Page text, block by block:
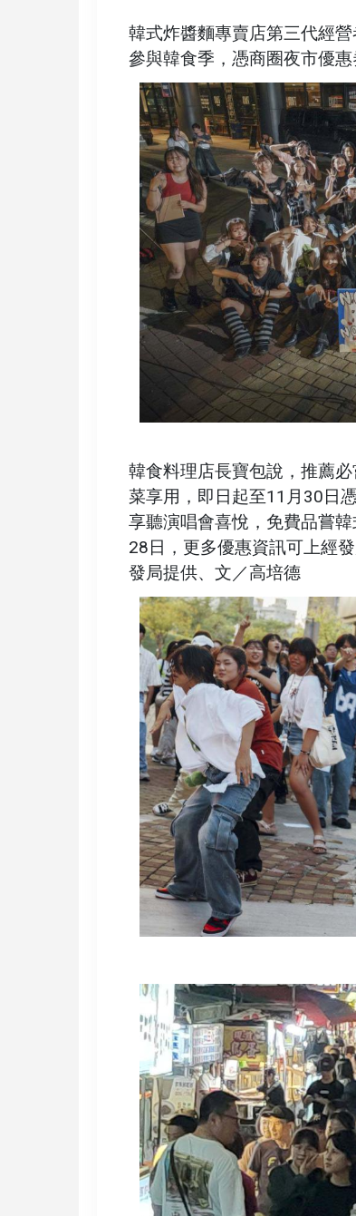
韓式炸醬麵專賣店第三代經
參與韓食季，憑商圈夜市優
韓食料理店長寶包說，推薦
菜享用，即日起至11月30日
享聽演唱會喜悅，免費品嘗
28日，更多優惠資訊可上經
發局提供、文／高培德